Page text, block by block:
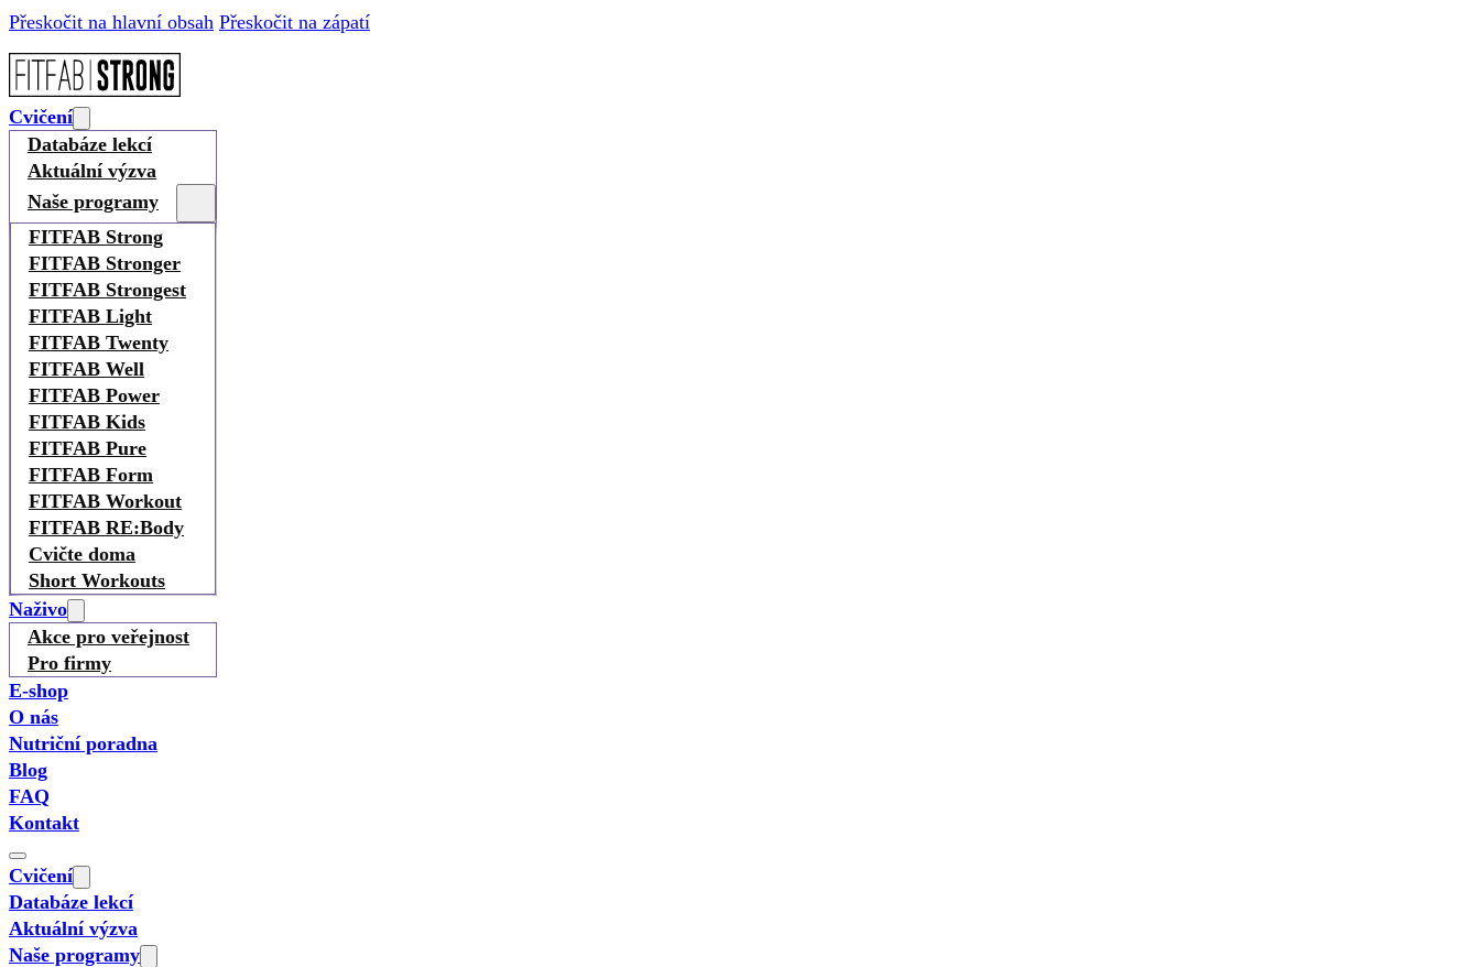
Přeskočit na hlavní obsah Přeskočit na zápatí
Cvičení
Databáze lekcí
Aktuální výzva
Naše programy
FITFAB Strong
FITFAB Stronger
FITFAB Strongest
FITFAB Light
FITFAB Twenty
FITFAB Well
FITFAB Power
FITFAB Kids
FITFAB Pure
FITFAB Form
FITFAB Workout
FITFAB RE:Body
Cvičte doma
Short Workouts
Naživo
Akce pro veřejnost
Pro firmy
E-shop
O nás
Nutriční poradna
Blog
FAQ
Kontakt
Cvičení
Databáze lekcí
Aktuální výzva
Naše programy